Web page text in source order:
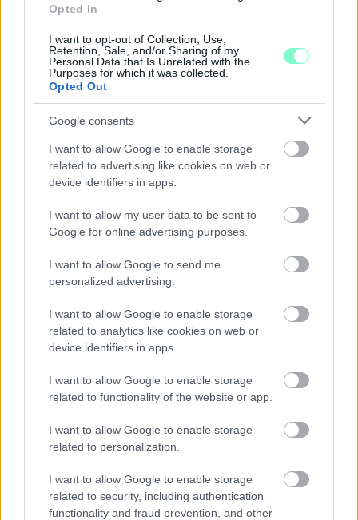
Opted In
I want to opt-out of Collection, Use,
Retention, Sale, and/or Sharing of my
Personal Data that Is Unrelated with the
Purposes for which it was collected.
Opted Out
Google consents
I want to allow Google to enable storage
related to advertising like cookies on web or
device identifiers in apps.
I want to allow my user data to be sent to
Google for online advertising purposes.
I want to allow Google to send me
personalized advertising.
I want to allow Google to enable storage
related to analytics like cookies on web or
device identifiers in apps.
I want to allow Google to enable storage
related to functionality of the website or app.
I want to allow Google to enable storage
related to personalization.
I want to allow Google to enable storage
related to security, including authentication
functionality and fraud prevention, and other
Júliusban mindössze 1,2 százalékkal emelkedtek éves
már csökkent.
KIVÁLÓ PROGRAM VÁR MINDENKIT EZEN A HÉTVÉGÉN
GYŐRBEN
Középpontban a hagyományőrzés, de lesz Pogány Induló és
Majka koncert, jóga szeánsz, “borhajózás” és egy csomó minden
Szólj hozzá!